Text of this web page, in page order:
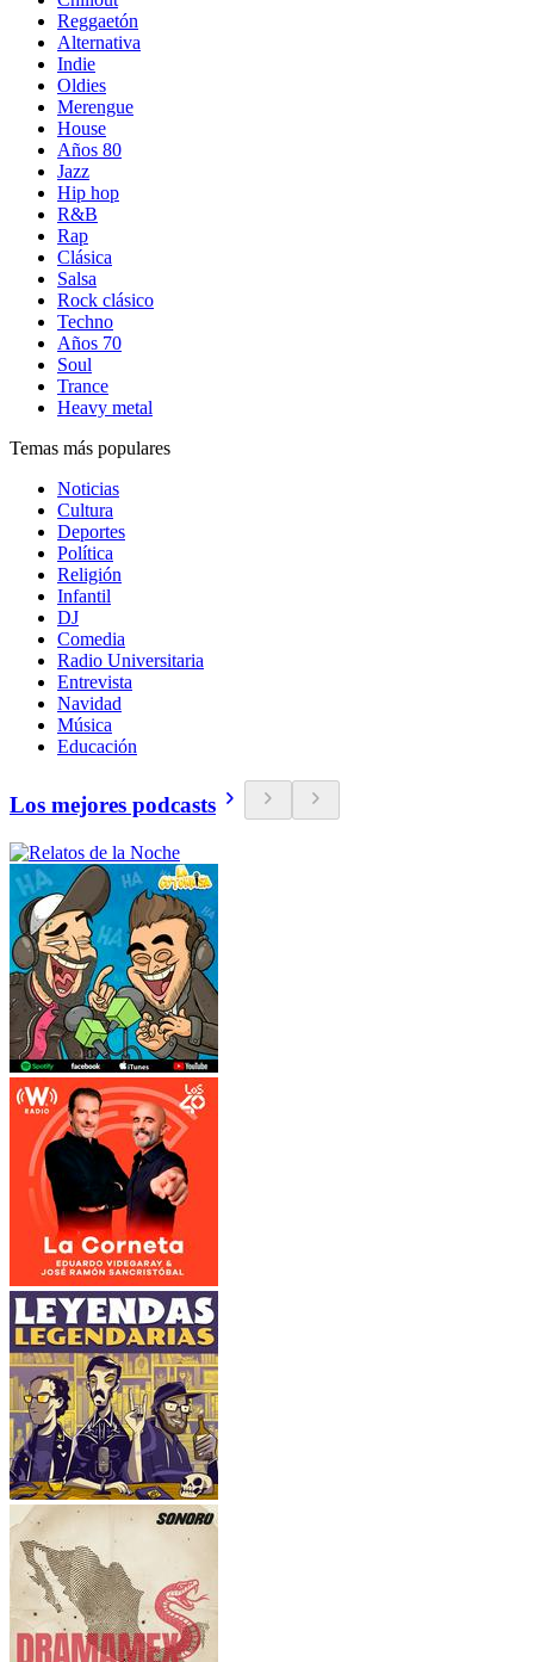
Reggaetón
Alternativa
Indie
Oldies
Merengue
House
Años 80
Jazz
Hip hop
R&B
Rap
Clásica
Salsa
Rock clásico
Techno
Años 70
Soul
Trance
Heavy metal
Temas más populares
Noticias
Cultura
Deportes
Política
Religión
Infantil
DJ
Comedia
Radio Universitaria
Entrevista
Navidad
Música
Educación
Los mejores podcasts